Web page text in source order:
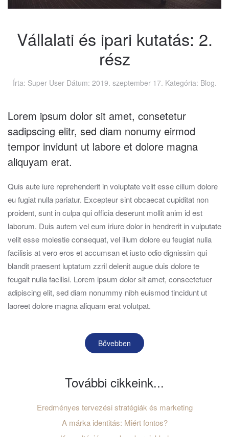
Vállalati és ipari kutatás: 2.
rész
Írta: Super User Dátum: 2019. szeptember 17. Kategória: Blog.
Lorem ipsum dolor sit amet, consetetur
sadipscing elitr, sed diam nonumy eirmod
tempor invidunt ut labore et dolore magna
aliquyam erat.
Quis aute iure reprehenderit in voluptate velit esse cillum dolore
eu fugiat nulla pariatur. Excepteur sint obcaecat cupiditat non
proident, sunt in culpa qui officia deserunt mollit anim id est
laborum. Duis autem vel eum iriure dolor in hendrerit in vulputate
velit esse molestie consequat, vel illum dolore eu feugiat nulla
facilisis at vero eros et accumsan et iusto odio dignissim qui
blandit praesent luptatum zzril delenit augue duis dolore te
feugait nulla facilisi. Lorem ipsum dolor sit amet, consectetuer
adipiscing elit, sed diam nonummy nibh euismod tincidunt ut
laoreet dolore magna aliquam erat volutpat.
Bővebben
További cikkeink...
Eredményes tervezési stratégiák és marketing
A márka identitás: Miért fontos?